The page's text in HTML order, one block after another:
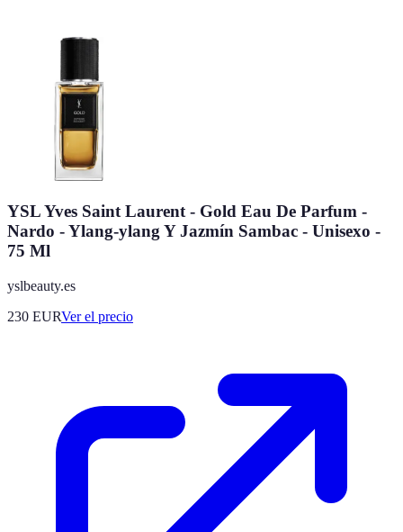
YSL Yves Saint Laurent - Gold Eau De Parfum -
Nardo - Ylang-ylang Y Jazmín Sambac - Unisexo -
75 Ml
yslbeauty.es
230 EURVer el precio